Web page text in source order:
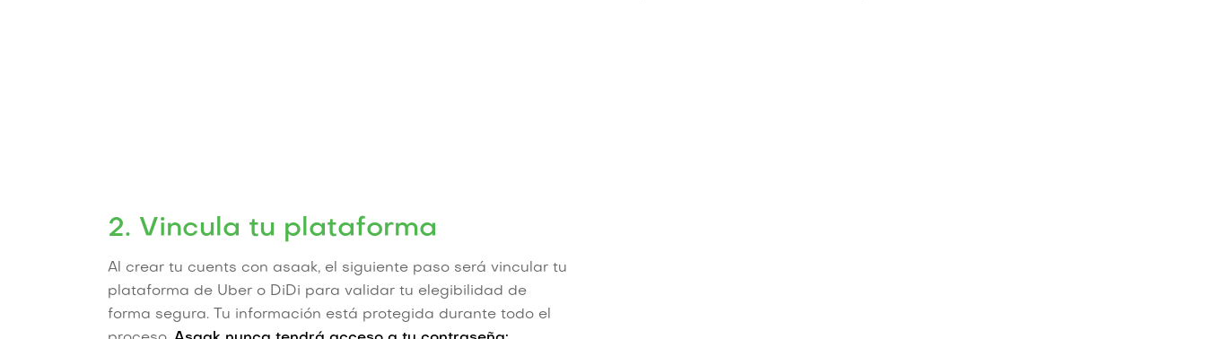
2. Vincula tu plataforma
Al crear tu cuents con asaak, el siguiente paso será vincular tu
plataforma de Uber o DiDi para validar tu elegibilidad de
forma segura. Tu información está protegida durante todo el